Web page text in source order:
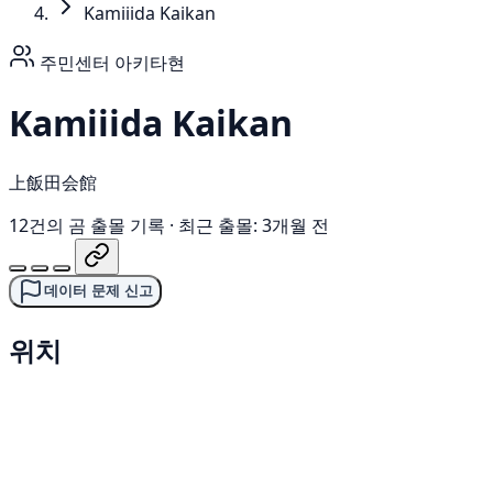
Kamiiida Kaikan
주민센터 아키타현
Kamiiida Kaikan
上飯田会館
12건의 곰 출몰 기록 · 최근 출몰: 3개월 전
데이터 문제 신고
위치